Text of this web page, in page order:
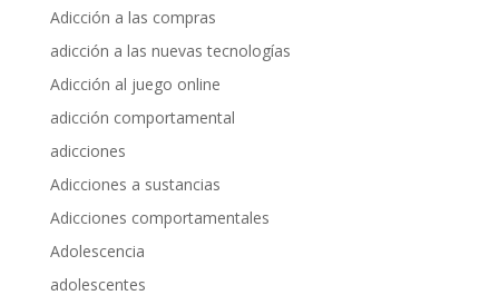
Adicción a las compras
adicción a las nuevas tecnologías
Adicción al juego online
adicción comportamental
adicciones
Adicciones a sustancias
Adicciones comportamentales
Adolescencia
adolescentes